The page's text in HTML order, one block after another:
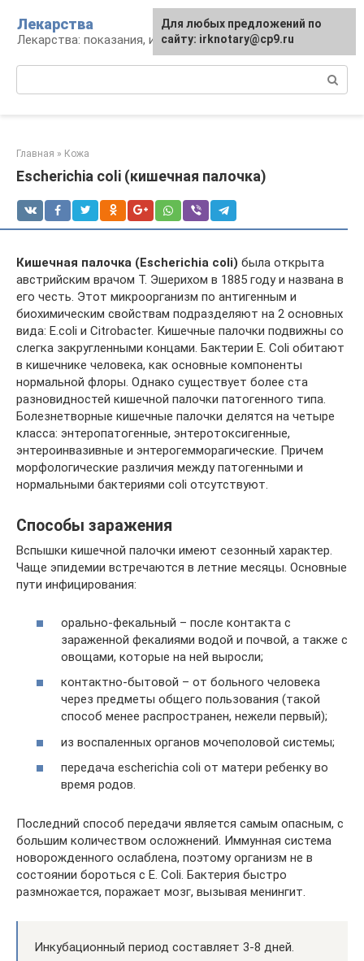
контенту
Лекарства
Лекарства: показания, инструкция, аналоги
Главная » Кожа
Escherichia coli (кишечная палочка)
Кишечная палочка (Escherichia coli) была открыта
австрийским врачом Т. Эшерихом в 1885 году и названа в
его честь. Этот микроорганизм по антигенным и
биохимическим свойствам подразделяют на 2 основных
вида: E.coli и Сitrobacter. Кишечные палочки подвижны со
слегка закругленными концами. Бактерии E. Coli обитают
в кишечнике человека, как основные компоненты
нормальной флоры. Однако существует более ста
разновидностей кишечной палочки патогенного типа.
Болезнетворные кишечные палочки делятся на четыре
класса: энтеропатогенные, энтеротоксигенные,
энтероинвазивные и энтерогемморагические. Причем
морфологические различия между патогенными и
нормальными бактериями coli отсутствуют.
Способы заражения
Вспышки кишечной палочки имеют сезонный характер.
Чаще эпидемии встречаются в летние месяцы. Основные
пути инфицирования:
орально-фекальный – после контакта с
зараженной фекалиями водой и почвой, а также с
овощами, которые на ней выросли;
контактно-бытовой – от больного человека
через предметы общего пользования (такой
способ менее распространен, нежели первый);
из воспаленных органов мочеполовой системы;
передача escherichia coli от матери ребенку во
время родов.
Последний способ передачи является самым опасным, с
большим количеством осложнений. Иммунная система
новорожденного ослаблена, поэтому организм не в
состоянии бороться с E. Coli. Бактерия быстро
размножается, поражает мозг, вызывая менингит.
Инкубационный период составляет 3-8 дней.
Для любых предложений по
сайту: irknotary@cp9.ru